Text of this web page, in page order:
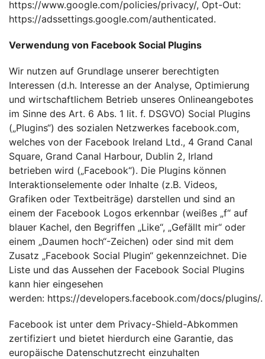
https://www.google.com/policies/privacy/, Opt-Out:
https://adssettings.google.com/authenticated.
Verwendung von Facebook Social Plugins
Wir nutzen auf Grundlage unserer berechtigten
Interessen (d.h. Interesse an der Analyse, Optimierung
und wirtschaftlichem Betrieb unseres Onlineangebotes
im Sinne des Art. 6 Abs. 1 lit. f. DSGVO) Social Plugins
(„Plugins“) des sozialen Netzwerkes facebook.com,
welches von der Facebook Ireland Ltd., 4 Grand Canal
Square, Grand Canal Harbour, Dublin 2, Irland
betrieben wird („Facebook“). Die Plugins können
Interaktionselemente oder Inhalte (z.B. Videos,
Grafiken oder Textbeiträge) darstellen und sind an
einem der Facebook Logos erkennbar (weißes „f“ auf
blauer Kachel, den Begriffen „Like“, „Gefällt mir“ oder
einem „Daumen hoch“-Zeichen) oder sind mit dem
Zusatz „Facebook Social Plugin“ gekennzeichnet. Die
Liste und das Aussehen der Facebook Social Plugins
kann hier eingesehen
werden: https://developers.facebook.com/docs/plugins/.
Facebook ist unter dem Privacy-Shield-Abkommen
zertifiziert und bietet hierdurch eine Garantie, das
europäische Datenschutzrecht einzuhalten